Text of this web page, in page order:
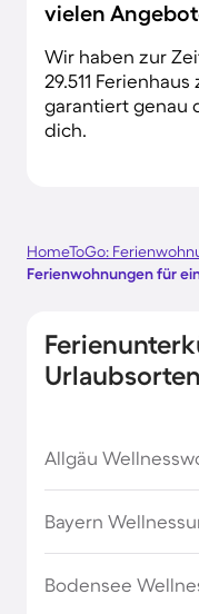
vielen
Wir haben zur
29.511
garantiert genau
dich.
HomeToGo:
Ferienwohnungen für
Urlaubsorten
Allgäu
Bayern
Bodensee